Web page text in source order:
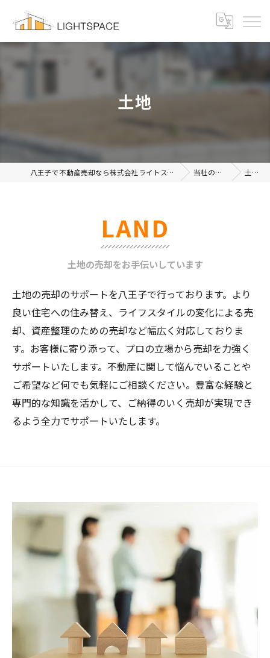
土地
八王子で不動産売却なら株式会社ライトスペース 当社の特徴 土地
土地の売却をお手伝いしています
LAND
土地の売却のサポートを八王子で行っております。より
良い住宅への住み替え、ライフスタイルの変化による売
却、資産整理のための売却など幅広く対応しておりま
す。お客様に寄り添って、プロの立場から売却を力強く
サポートいたします。不動産に関して悩んでいることや
ご希望など何でも気軽にご相談ください。豊富な経験と
専門的な知識を活かして、ご納得のいく売却が実現でき
るよう全力でサポートいたします。